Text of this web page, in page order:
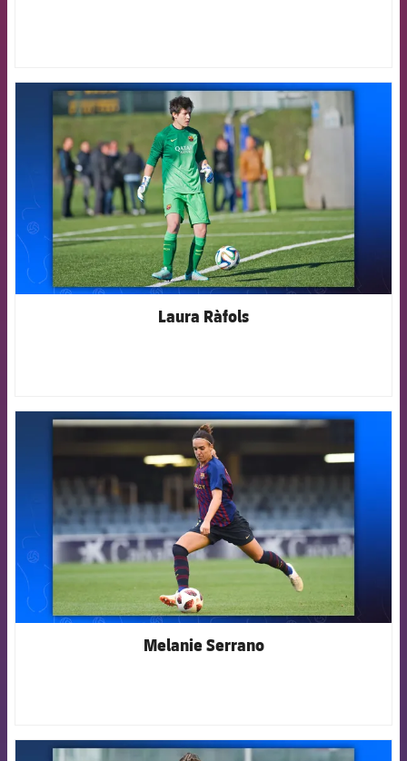
FCB Barcelona badge
Laura Ràfols
FCB Barcelona badge
Melanie Serrano
FCB Barcelona badge